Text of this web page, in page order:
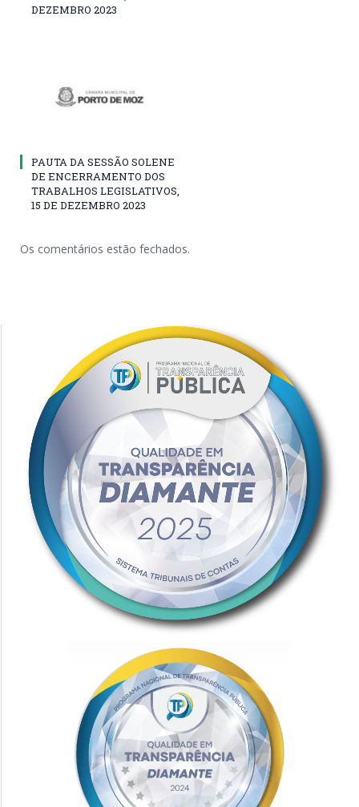
DEZEMBRO 2023
PAUTA DA SESSÃO SOLENE
DE ENCERRAMENTO DOS
TRABALHOS LEGISLATIVOS,
15 DE DEZEMBRO 2023
Os comentários estão fechados.